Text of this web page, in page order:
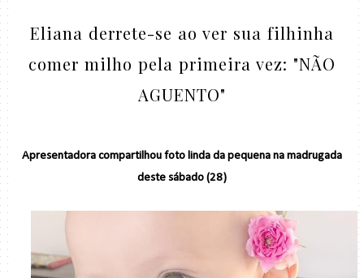
Eliana derrete-se ao ver sua filhinha
comer milho pela primeira vez: "NÃO
AGUENTO"
Apresentadora compartilhou foto linda da pequena na madrugada
deste sábado (28)